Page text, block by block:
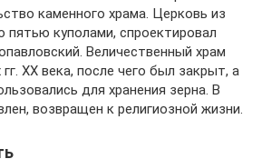
каменного храма. Церковь из
пятью куполами, спроектировал
Величественный храм
XX века, после чего был закрыт, а
для хранения зерна. В
возвращен к религиозной жизни.